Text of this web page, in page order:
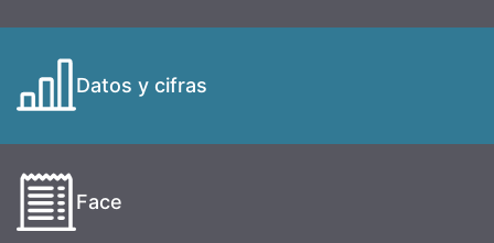
Datos y cifras
Face